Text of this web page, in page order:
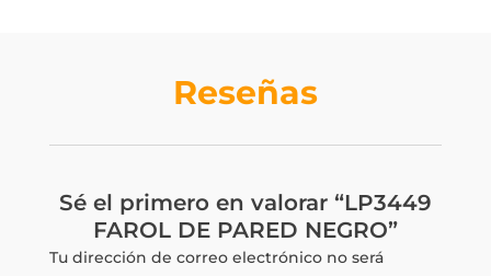
Reseñas
Sé el primero en valorar “LP3449
FAROL DE PARED NEGRO”
Tu dirección de correo electrónico no será